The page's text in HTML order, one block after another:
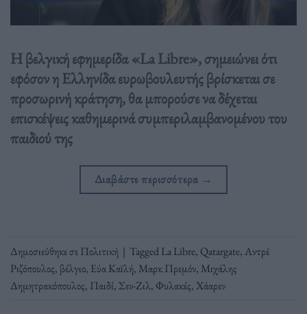
H βελγική εφημερίδα «La Libre», σημειώνει ότι
εφόσον η Ελληνίδα ευρωβουλευτής βρίσκεται σε
προσωρινή κράτηση, θα μπορούσε να δέχεται
επισκέψεις καθημερινά συμπεριλαμβανομένου του
παιδιού της
Διαβάστε περισσότερα →
Δημοσιεύθηκε σεΠολιτική | TaggedLa Libre, Qatargate,Αντρέ
Ριζόπουλος, βέλγιο, Εύα Καϊλή, Μαρκ Πρεμόν, Μιχάλης
Δημητρακόπουλος, Παιδί, Σεν-Ζιλ, Φυλακές,Χάαρεν